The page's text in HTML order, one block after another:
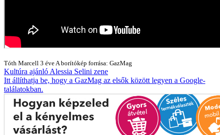
Tóth Marcell 3 éve A borítókép forrása: GazMag
Kultúra ajánló Alessia Selini zene
Itt állíthatja be, hogy a GazMag az elsők között legyen a Google-
találatokban.